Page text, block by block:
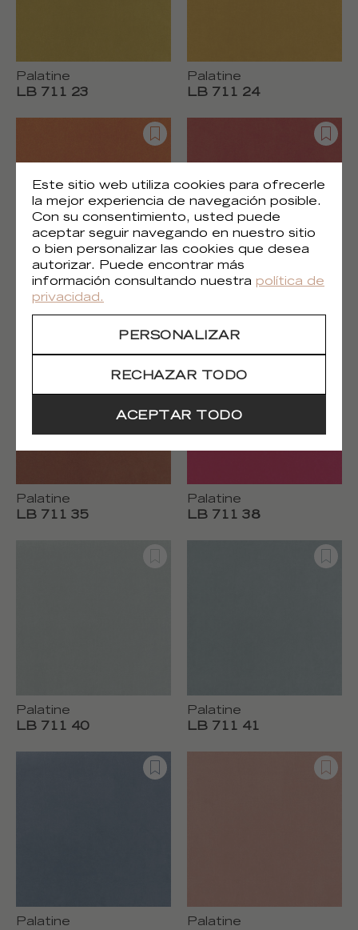
Palatine
LB 711 23
Palatine
LB 711 24
Palatine
LB 711 30
Palatine
Palatine
LB 711 35
Palatine
LB 711 38
Palatine
LB 711 40
Palatine
LB 711 41
Palatine
Palatine
Este sitio web utiliza cookies para ofrecerle
la mejor experiencia de navegación posible.
Con su consentimiento, usted puede
aceptar seguir navegando en nuestro sitio
o bien personalizar las cookies que desea
autorizar. Puede encontrar más
información consultando nuestra política de
privacidad.
PERSONALIZAR
RECHAZAR TODO
ACEPTAR TODO